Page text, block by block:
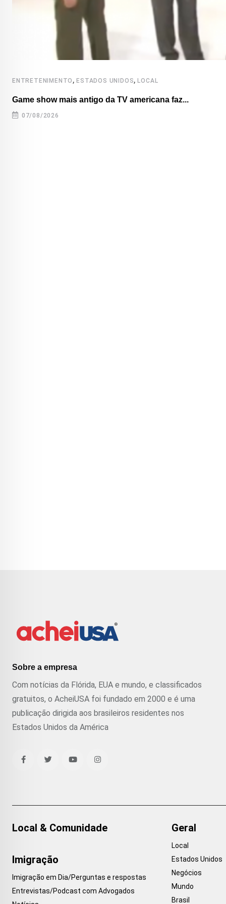
ENTRETENIMENTO ,ESTADOS UNIDOS,LOCAL
Game show mais antigo da TV americana faz...
07/08/2026
Sobre a empresa
Com notícias da Flórida, EUA e mundo, e classificados
gratuitos, o AcheiUSA foi fundado em 2000 e é uma
publicação dirigida aos brasileiros residentes nos
Estados Unidos da América
Local & Comunidade
Imigração
Imigração em Dia/Perguntas e respostas
Entrevistas/Podcast com Advogados
Geral
Local
Estados Unidos
Negócios
Mundo
Brasil